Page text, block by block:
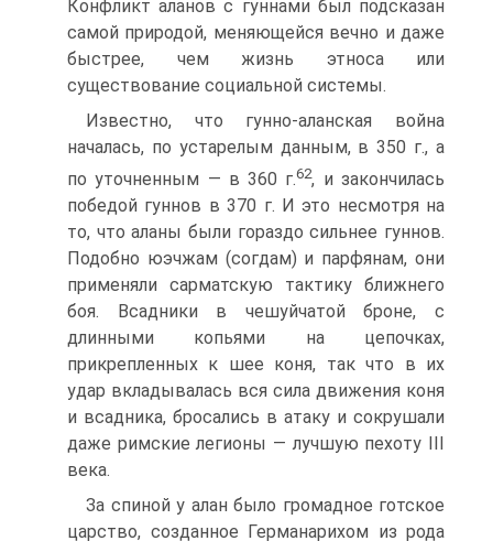
Конфликт аланов с гуннами был подска­зан
самой природой, меняющейся вечно и даже
быстрее, чем жизнь этноса или
существование социальной системы.
Известно, что гунно-аланская война
началась, по уста­релым данным, в 350 г., а
по уточненным — в 360 г.62, и закончилась
победой гуннов в 370 г. И это несмотря на
то, что аланы были гораздо сильнее гуннов.
Подобно юэчжам (согдам) и парфянам, они
применяли сарматскую тактику ближнего
боя. Всадники в чешуйчатой броне, с
длинными копьями на цепочках,
прикрепленных к шее коня, так что в их
удар вкладывалась вся сила движения коня
и всадника, бросались в атаку и сокрушали
даже римские легионы — луч­шую пехоту III
века.
За спиной у алан было громадное готское
царство, созданное Германарихом из рода